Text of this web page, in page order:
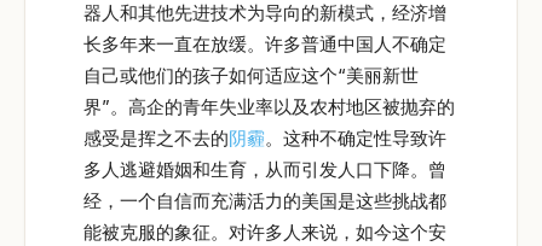
器人和其他先进技术为导向的新模式，经济增
长多年来一直在放缓。许多普通中国人不确定
自己或他们的孩子如何适应这个“美丽新世
界”。高企的青年失业率以及农村地区被抛弃的
感受是挥之不去的阴霾。这种不确定性导致许
多人逃避婚姻和生育，从而引发人口下降。曾
经，一个自信而充满活力的美国是这些挑战都
能被克服的象征。对许多人来说，如今这个安